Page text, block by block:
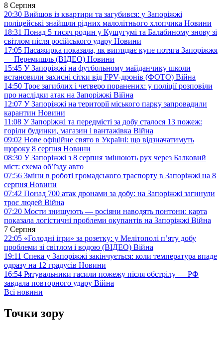
8 Серпня
20:30 Вийшов із квартири та загубився: у Запоріжжі
поліцейські знайшли рідних малолітнього хлопчика Новини
18:31 Понад 5 тисяч родин у Кушугумі та Балабиному знову зі
світлом після російського удару Новини
17:05 Пасажирка показала, як виглядає купе потяга Запоріжжя
— Перемишль (ВІДЕО) Новини
15:45 У Запоріжжі на футбольному майданчику школи
встановили захисні сітки від FPV-дронів (ФОТО) Війна
14:50 Троє загиблих і четверо поранених: у поліції розповіли
про наслідки атак на Запоріжжі Війна
12:07 У Запоріжжі на території міського парку запровадили
карантин Новини
11:08 У Запоріжжі та передмісті за добу сталося 13 пожеж:
горіли будинки, магазин і вантажівка Війна
09:02 Нове офіційне свято в Україні: що відзначатимуть
щороку 8 серпня Новини
08:30 У Запоріжжі з 8 серпня змінюють рух через Балковий
міст: схема об’їзду авто
07:56 Зміни в роботі громадського траспорту в Запоріжжі на 8
серпня Новини
07:42 Понад 700 атак дронами за добу: на Запоріжжі загинули
троє людей Війна
07:20 Мости знищують — росіяни наводять понтони: карта
показала логістичні проблеми окупантів на Запоріжжі Війна
7 Серпня
22:05 «Голодні ігри» за розетку: у Мелітополі п’яту добу
проблеми зі світлом і водою (ВІДЕО) Війна
19:11 Спека у Запоріжжі закінчується: коли температура впаде
одразу на 12 градусів Новини
16:54 Рятувальники гасили пожежу після обстрілу — РФ
завдала повторного удару Війна
Всі новини
Точки зору